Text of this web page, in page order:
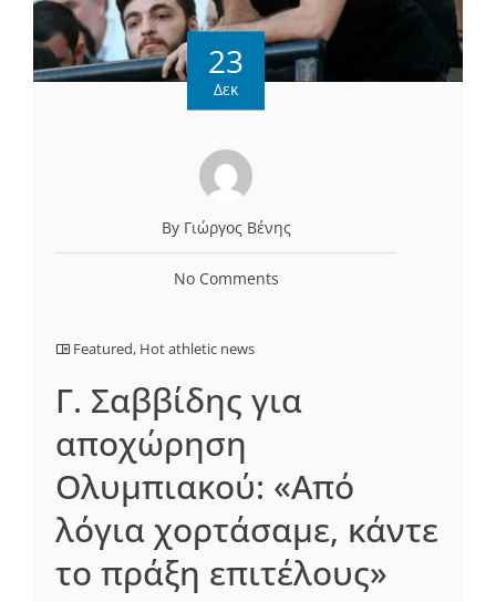
23
Δεκ
By Γιώργος Βένης
No Comments
Featured, Hot athletic news
Γ. Σαββίδης για
αποχώρηση
Ολυμπιακού: «Από
λόγια χορτάσαμε, κάντε
το πράξη επιτέλους»